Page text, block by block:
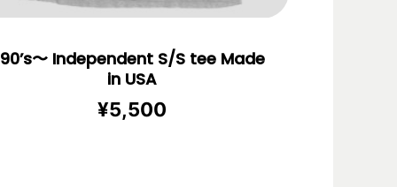
90’s〜 Independent S/S tee Made
in USA
¥5,500